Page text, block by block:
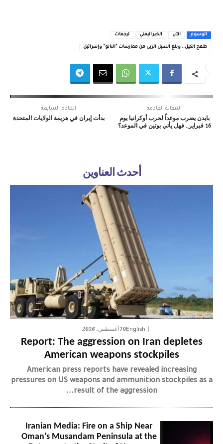
الوسوم الآن الخبر اليمني ترجمات
طفح الكيل.. وبلغ السيل الزبى من ممارسات "الناتو" وإسرائيل
المادة السابقة
بدأت إيران في هزيمة الولايات المتحدة
المقالة القادمة
بايدن يضرب موعداً لحرب أوكرانيا يوم
16 فبراير.. فهل يأتي بوتين في الموعد؟
أحدث العناوين
English10 أغسطس، 2026
Report: The aggression on Iran depletes
American weapons stockpiles
American press reports have revealed increasing
pressures on US weapons and ammunition stockpiles as a
result of the aggression...
Iranian Media: Fire on a Ship Near
Oman’s Musandam Peninsula at the